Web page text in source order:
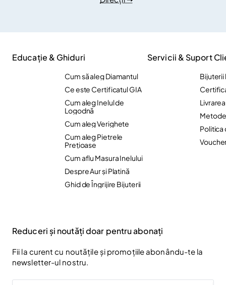
Educație & Ghiduri
Cum să aleg Diamantul
Ce este Certificatul GIA
Cum aleg Inelul de
Logodnă
Cum aleg Verighete
Cum aleg Pietrele
Preţioase
Cum aflu Masura Inelului
Despre Aur și Platină
Ghid de Îngrijire Bijuterii
Servicii & Suport
Bijuterii
Politica
Reduceri și noutăți doar pentru abonați
Fii la curent cu noutățile și promoțiile abonându-te la
newsletter-ul nostru.